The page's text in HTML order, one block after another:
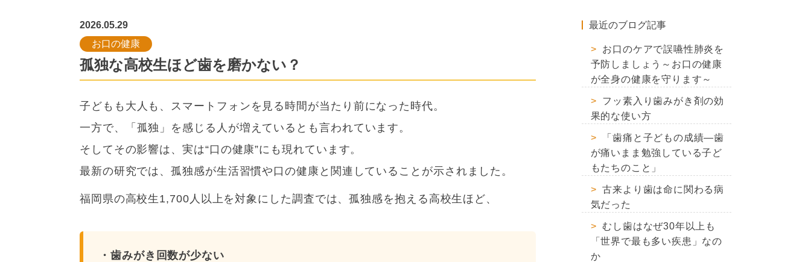
2026.05.29
お口の健康
孤独な高校生ほど歯を磨かない？
子どもも大人も、スマートフォンを見る時間が当たり前になった時代。
一方で、「孤独」を感じる人が増えているとも言われています。
そしてその影響は、実は“口の健康”にも現れています。
最新の研究では、孤独感が生活習慣や口の健康と関連していることが示されました。
福岡県の高校生1,700人以上を対象にした調査では、孤独感を抱える高校生ほど、
・歯みがき回数が少ない
最近のブログ記事
お口のケアで誤嚥性肺炎を
予防しましょう～お口の健康
が全身の健康を守ります～
フッ素入り歯みがき剤の効
果的な使い方
「歯痛と子どもの成績―歯
が痛いまま勉強している子ど
もたちのこと」
古来より歯は命に関わる病
気だった
むし歯はなぜ30年以上も
「世界で最も多い疾患」なの
か